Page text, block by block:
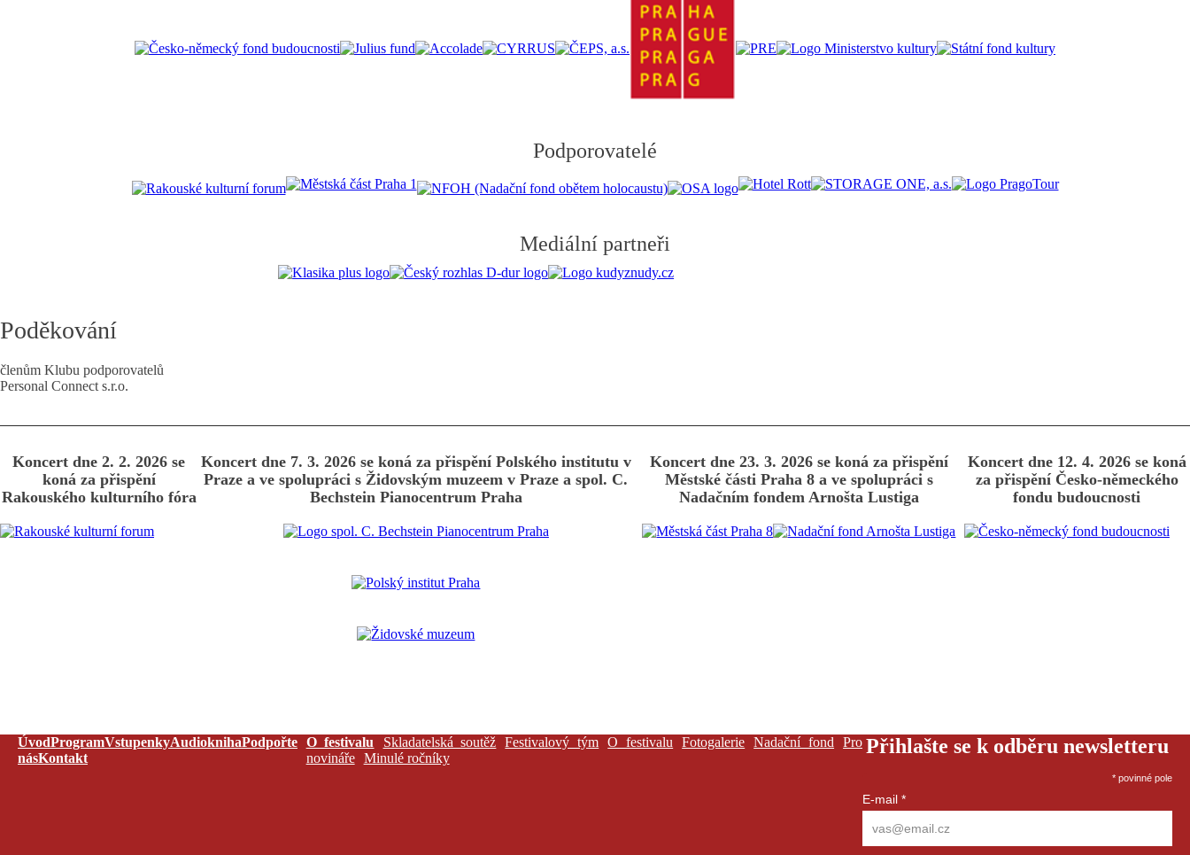
Podporovatelé
Mediální partneři
Poděkování
členům Klubu podporovatelů
Personal Connect s.r.o.
Koncert dne 2. 2. 2026 se
koná za přispění
Rakouského kulturního fóra
Koncert dne 7. 3. 2026 se koná za přispění Polského institutu v
Praze a ve spolupráci s Židovským muzeem v Praze a spol. C.
Bechstein Pianocentrum Praha
Koncert dne 23. 3. 2026 se koná za přispění
Městské části Praha 8 a ve spolupráci s
Nadačním fondem Arnošta Lustiga
Koncert dne 12. 4. 2026 se koná
za přispění Česko-německého
fondu budoucnosti
ÚvodProgramVstupenkyAudioknihaPodpořte
násKontakt
O festivalu Skladatelská soutěž Festivalový tým O festivalu Fotogalerie Nadační fond
Pro
novináře
Minulé ročníky
Přihlašte se k odběru newsletteru
* povinné pole
E-mail *